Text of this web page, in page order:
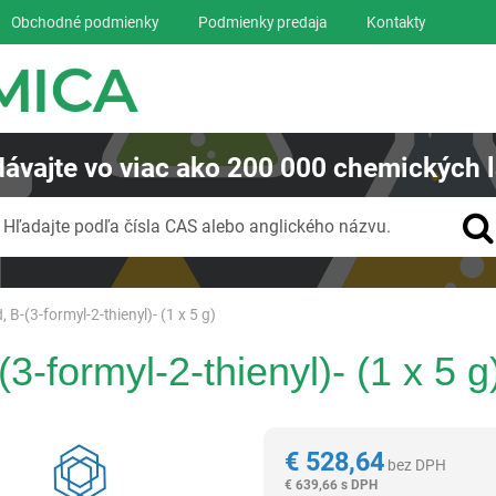
B-(3-formyl-2-thienyl)- (1 x 5 g)
formyl-2-thienyl)- (1 x 5
€528,64 bez DPH
€ 639,66 s DPH
Obchodné podmienky Podmienky predaja Kontakty
vo viac ako200 000 chemických
Hľadajte podľa čísla CAS alebo anglického názvu.